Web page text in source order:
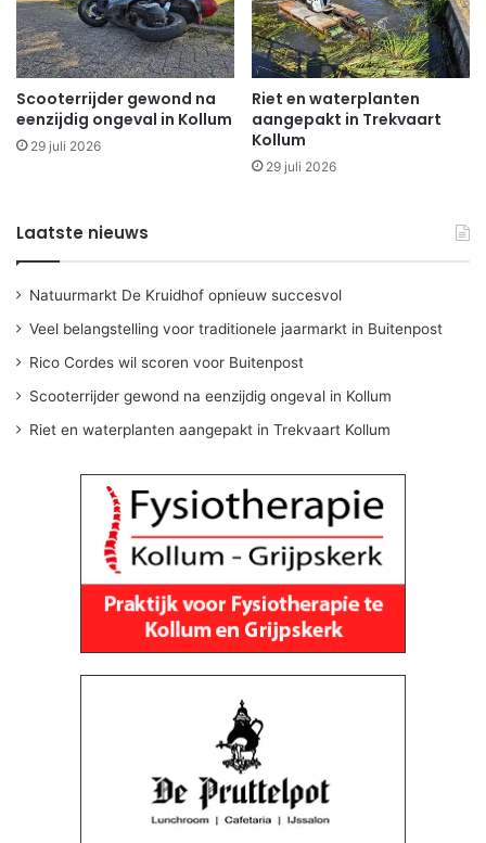
Scooterrijder gewond na
eenzijdig ongeval in Kollum
29 juli 2026
Riet en waterplanten
aangepakt in Trekvaart
Kollum
29 juli 2026
Laatste nieuws
Natuurmarkt De Kruidhof opnieuw succesvol
Veel belangstelling voor traditionele jaarmarkt in Buitenpost
Rico Cordes wil scoren voor Buitenpost
Scooterrijder gewond na eenzijdig ongeval in Kollum
Riet en waterplanten aangepakt in Trekvaart Kollum